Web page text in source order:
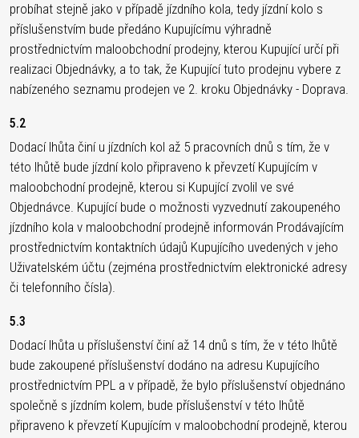
probíhat stejně jako v případě jízdního kola, tedy jízdní kolo s
příslušenstvím bude předáno Kupujícímu výhradně
prostřednictvím maloobchodní prodejny, kterou Kupující určí při
realizaci Objednávky, a to tak, že Kupující tuto prodejnu vybere z
nabízeného seznamu prodejen ve 2. kroku Objednávky - Doprava.
5.2
Dodací lhůta činí u jízdních kol až 5 pracovních dnů s tím, že v
této lhůtě bude jízdní kolo připraveno k převzetí Kupujícím v
maloobchodní prodejně, kterou si Kupující zvolil ve své
Objednávce. Kupující bude o možnosti vyzvednutí zakoupeného
jízdního kola v maloobchodní prodejně informován Prodávajícím
prostřednictvím kontaktních údajů Kupujícího uvedených v jeho
Uživatelském účtu (zejména prostřednictvím elektronické adresy
či telefonního čísla).
5.3
Dodací lhůta u příslušenství činí až 14 dnů s tím, že v této lhůtě
bude zakoupené příslušenství dodáno na adresu Kupujícího
prostřednictvím PPL a v případě, že bylo příslušenství objednáno
společně s jízdním kolem, bude příslušenství v této lhůtě
připraveno k převzetí Kupujícím v maloobchodní prodejně, kterou